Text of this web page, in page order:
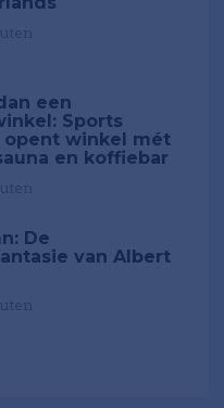
een
Sports
opent winkel mét
en koffiebar
De
van Albert